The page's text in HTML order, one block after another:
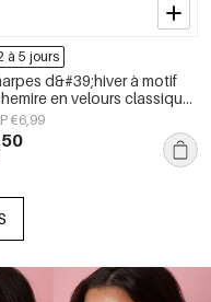
à 5 jours
d&#39;hiver à motif
en velours classique,
du quotidien
€6,99